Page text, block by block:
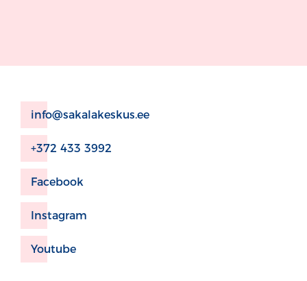
info@sakalakeskus.ee
+372 433 3992
Facebook
Instagram
Youtube